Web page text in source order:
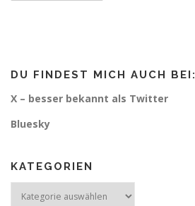
g
s
n
i
DU FINDEST MICH AUCH BEI:
X – besser bekannt als Twitter
Bluesky
KATEGORIEN